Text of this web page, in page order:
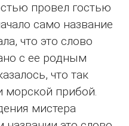
провел гостью
само название
что это слово
с ее родным
что так
морской прибой.
мистера